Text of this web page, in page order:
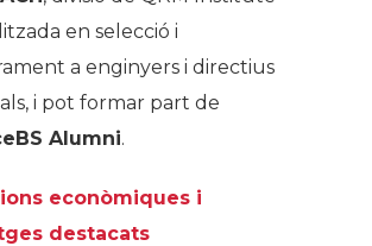
en selecció i
a enginyers i directius
i pot formar part de
Alumni.
econòmiques i
destacats